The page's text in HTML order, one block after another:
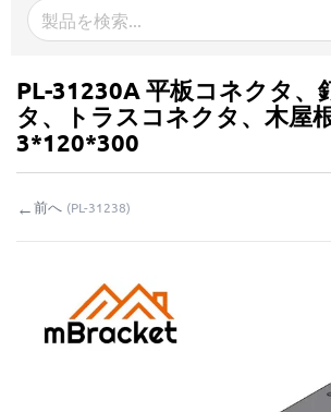
会社概要
ダウンロード
マイ問い合わせ
PL-31230A 平板コネクタ、
タ、トラスコネクタ、木屋
3*120*300
←前へ (PL-31238)